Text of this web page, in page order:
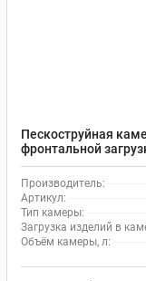
Пескоструйная
фронтальной
типа,
Производитель:
Артикул:
Тип камеры:
Загрузка изделий в
Объём камеры, л: